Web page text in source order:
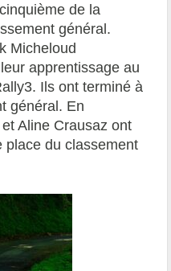
de la
général.
Micheloud
apprentissage au
Ils ont terminé à
général. En
Aline Crausaz ont
place du classement